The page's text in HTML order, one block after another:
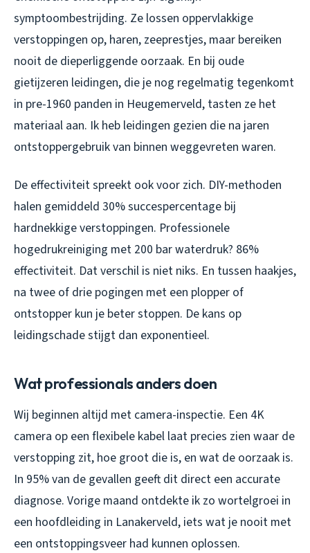
symptoombestrijding. Ze lossen oppervlakkige
verstoppingen op, haren, zeeprestjes, maar bereiken
nooit de dieperliggende oorzaak. En bij oude
gietijzeren leidingen, die je nog regelmatig tegenkomt
in pre-1960 panden in Heugemerveld, tasten ze het
materiaal aan. Ik heb leidingen gezien die na jaren
ontstoppergebruik van binnen weggevreten waren.
De effectiviteit spreekt ook voor zich. DIY-methoden
halen gemiddeld 30% succespercentage bij
hardnekkige verstoppingen. Professionele
hogedrukreiniging met 200 bar waterdruk? 86%
effectiviteit. Dat verschil is niet niks. En tussen haakjes,
na twee of drie pogingen met een plopper of
ontstopper kun je beter stoppen. De kans op
leidingschade stijgt dan exponentieel.
Wat professionals anders doen
Wij beginnen altijd met camera-inspectie. Een 4K
camera op een flexibele kabel laat precies zien waar de
verstopping zit, hoe groot die is, en wat de oorzaak is.
In 95% van de gevallen geeft dit direct een accurate
diagnose. Vorige maand ontdekte ik zo wortelgroei in
een hoofdleiding in Lanakerveld, iets wat je nooit met
een ontstoppingsveer had kunnen oplossen.